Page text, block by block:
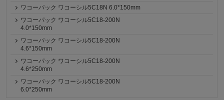
ワコーパック ワコーシル5C18N 6.0*150mm
ワコーパック ワコーシル5C18-200N
4.0*150mm
ワコーパック ワコーシル5C18-200N
4.6*150mm
ワコーパック ワコーシル5C18-200N
4.6*250mm
ワコーパック ワコーシル5C18-200N
6.0*250mm